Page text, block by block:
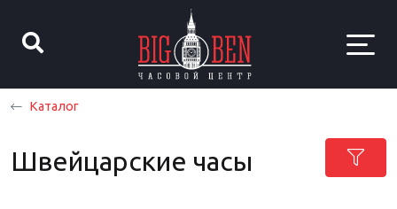
Каталог
Швейцарские часы